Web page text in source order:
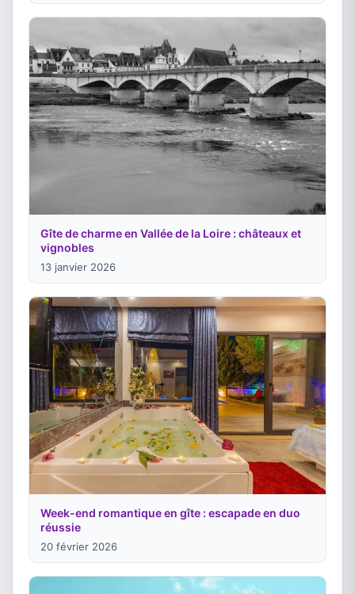
Gîte de charme en Vallée de la Loire : châteaux et
vignobles
13 janvier 2026
Week-end romantique en gîte : escapade en duo
réussie
20 février 2026